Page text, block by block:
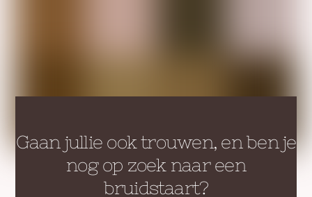
Gaan jullie ook trouwen, en ben je
nog op zoek naar een
bruidstaart?